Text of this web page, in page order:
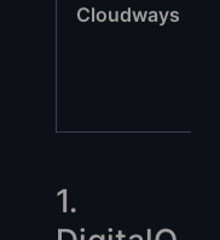
Cloudways
1.